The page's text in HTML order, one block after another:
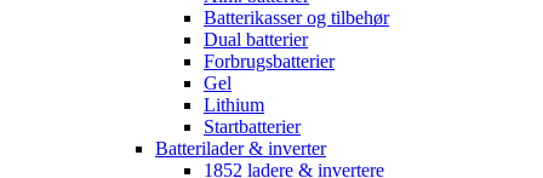
Batterikasser og tilbehør
Dual batterier
Forbrugsbatterier
Gel
Lithium
Startbatterier
Batterilader & inverter
1852 ladere & invertere